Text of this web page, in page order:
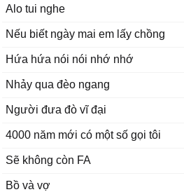
Alo tui nghe
Nếu biết ngày mai em lấy chồng
Hứa hứa nói nói nhớ nhớ
Nhảy qua đèo ngang
Người đưa đò vĩ đại
4000 năm mới có một số gọi tôi
Sẽ không còn FA
Bồ và vợ